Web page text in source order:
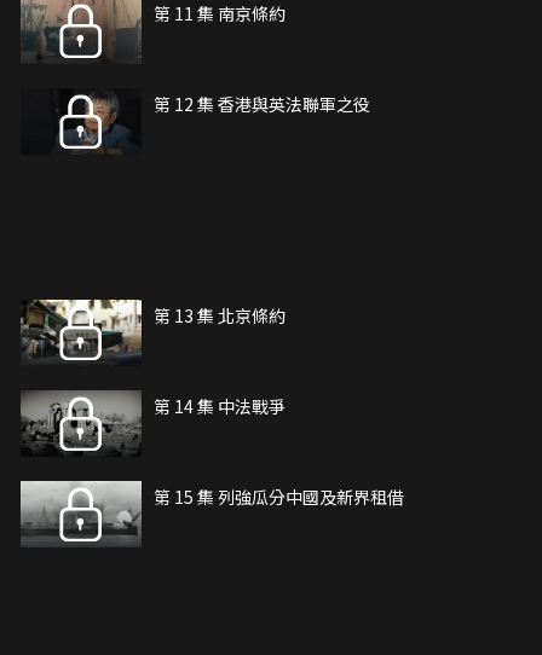
第 11 集 南京條約
第 12 集 香港與英法聯軍之役
第 13 集 北京條約
第 14 集 中法戰爭
第 15 集 列強瓜分中國及新界租借